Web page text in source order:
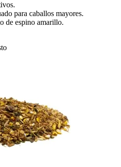
para caballos mayores.
de espino amarillo.